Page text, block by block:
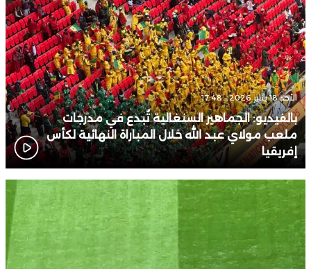
08:48 المغرب يتعرف على خصمه في ربع نهائي “كان السيدات”
الأحد 18 يناير 2026 - 17:48
بالفيديو: الجماهير السنغالية تُبدع في مدرجات
ملعب مولاي عبد الله خلال المباراة النهائية لكأس
إفريقيا